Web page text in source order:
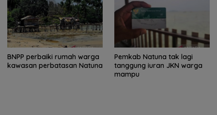
BNPP perbaiki rumah warga
kawasan perbatasan Natuna
Pemkab Natuna tak lagi
tanggung iuran JKN warga
mampu